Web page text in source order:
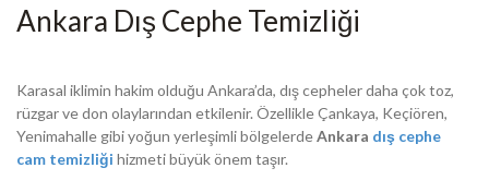
Ankara Dış Cephe Temizliği
Karasal iklimin hakim olduğu Ankara’da, dış cepheler daha çok toz,
rüzgar ve don olaylarından etkilenir. Özellikle Çankaya, Keçiören,
Yenimahalle gibi yoğun yerleşimli bölgelerdeAnkara dış cephe
cam temizliği hizmeti büyük önem taşır.